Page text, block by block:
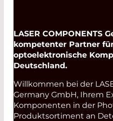
LASER COMPONENTS
kompetenter Partner
optoelektronische
Deutschland.
Willkommen bei der
Germany GmbH, Ihrem
Komponenten in der
Produktsortiment an